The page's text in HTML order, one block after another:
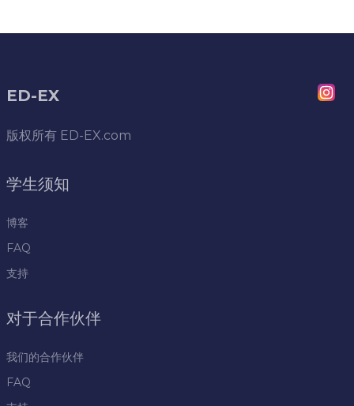
ED-EX
版权所有 ED-EX.com
学生须知
博客
FAQ
支持
对于合作伙伴
我们的合作伙伴
FAQ